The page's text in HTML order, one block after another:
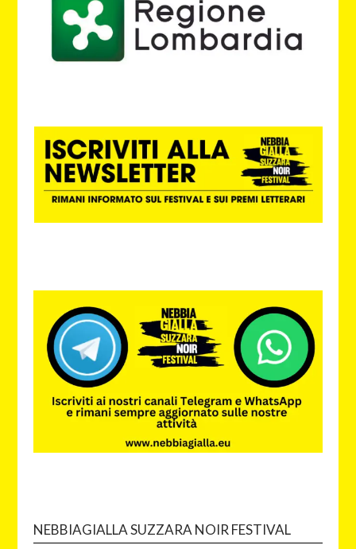
NEBBIAGIALLA SUZZARA NOIR FESTIVAL